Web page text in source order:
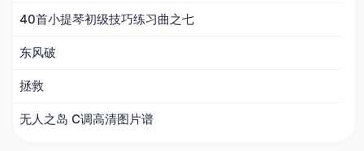
40首小提琴初级技巧练习曲之七
东风破
拯救
无人之岛 C调高清图片谱